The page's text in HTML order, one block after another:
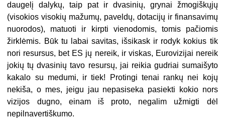
daugelį dalykų, taip pat ir dvasinių, grynai žmogiškųjų
(visokios visokių mažumų, paveldų, dotacijų ir finansavimų
nuorodos), matuoti ir kirpti vienodomis, tomis pačiomis
žirklėmis. Būk tu labai savitas, išsikask ir rodyk kokius tik
nori resursus, bet ES jų nereik, ir viskas, Eurovizijai nereik
jokių tų dvasinių tavo resursų, jai reikia gudriai sumaišyto
kakalo su medumi, ir tiek! Protingi tenai rankų nei kojų
nekiša, o mes, jeigu jau nepasiseka pasiekti kokio nors
vizijos dugno, einam iš proto, negalim užmigti dėl
nepilnavertiškumo.